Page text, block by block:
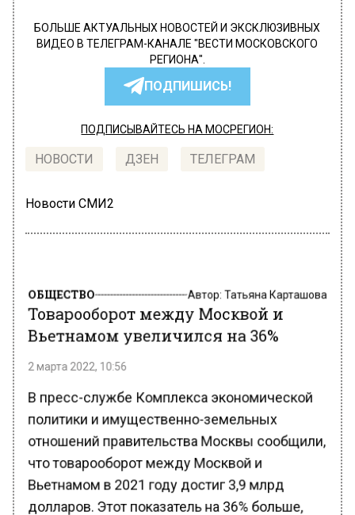
БОЛЬШЕ АКТУАЛЬНЫХ НОВОСТЕЙ И ЭКСКЛЮЗИВНЫХ
ВИДЕО В ТЕЛЕГРАМ-КАНАЛЕ "ВЕСТИ МОСКОВСКОГО
РЕГИОНА".
ПОДПИШИСЬ!
ПОДПИСЫВАЙТЕСЬ НА МОСРЕГИОН:
НОВОСТИ ДЗЕН ТЕЛЕГРАМ
Новости СМИ2
ОБЩЕСТВО
Товарооборот между Москвой и
Вьетнамом увеличился на 36%
2 марта 2022, 10:56
В пресс-службе Комплекса экономической
политики и имущественно-земельных
отношений правительства Москвы сообщили,
что товарооборот между Москвой и
Вьетнамом в 2021 году достиг 3,9 млрд
долларов. Этот показатель на 36% больше,